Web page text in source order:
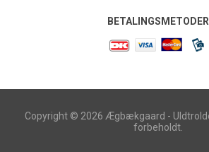
BETALINGSMETODER
Copyright © 2026 Ægbækgaard -
forbeholdt.